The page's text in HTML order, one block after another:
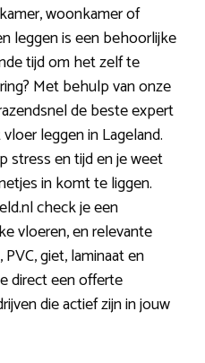
woonkamer of
leggen is een behoorlijke
tijd om het zelf te
Met behulp van onze
de beste expert
leggen in Lageland.
stress en tijd en je weet
in komt te liggen.
check je een
vloeren, en relevante
giet, laminaat en
direct een offerte
die actief zijn in jouw